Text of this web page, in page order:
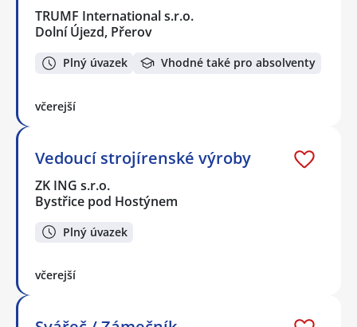
TRUMF International s.r.o.
Dolní Újezd, Přerov
Plný úvazek Vhodné také pro absolventy
včerejší
Vedoucí strojírenské výroby
ZK ING s.r.o.
Bystřice pod Hostýnem
Plný úvazek
včerejší